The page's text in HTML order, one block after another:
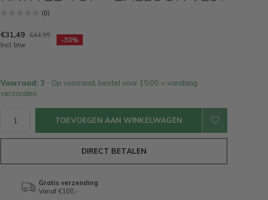
(0)
€31,49 €44,99
Incl. btw
-30%
Voorraad: 3 - Op voorraad, bestel voor 15:00 = vandaag
verzonden
TOEVOEGEN AAN WINKELWAGEN
DIRECT BETALEN
Gratis verzending
Vanaf €100,-